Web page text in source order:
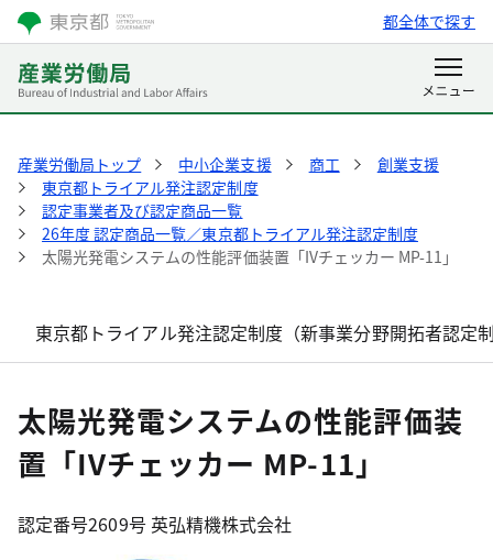
都全体で探す
産業労働局トップ 中小企業支援 商工
創業支援
東京都トライアル発注認定制度
認定事業者及び認定商品一覧
26年度 認定商品一覧／東京都トライアル発注認定制度
太陽光発電システムの性能評価装置「IVチェッカー MP-11」
東京都トライアル発注認定制度（新事業分野開拓者認定
太陽光発電システムの性能評価装
置「IVチェッカー MP-11」
認定番号2609号 英弘精機株式会社